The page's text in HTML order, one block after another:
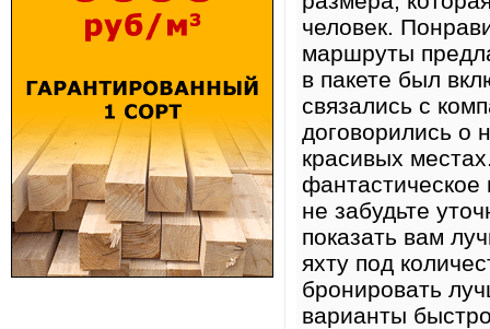
человек.
маршруты
в пакете был
связались с
договорились о
красивых
фантастическое
не забудьте
показать вам
яхту под
бронировать
варианты